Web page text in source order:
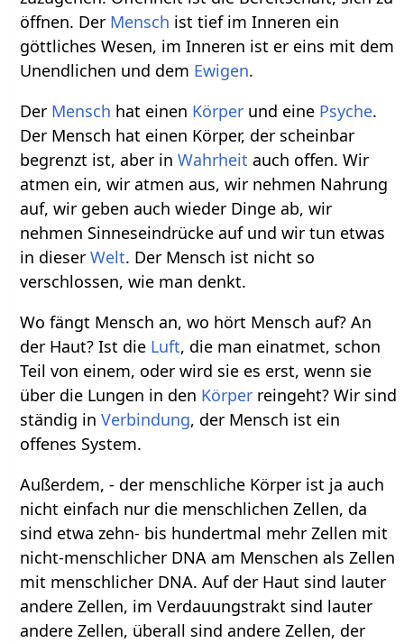
öffnen. Der Mensch ist tief im Inneren ein
göttliches Wesen, im Inneren ist er eins mit dem
Unendlichen und dem Ewigen.
Der Mensch hat einen Körper und eine Psyche.
Der Mensch hat einen Körper, der scheinbar
begrenzt ist, aber inWahrheit auch offen. Wir
atmen ein, wir atmen aus, wir nehmen Nahrung
auf, wir geben auch wieder Dinge ab, wir
nehmen Sinneseindrücke auf und wir tun etwas
in dieserWelt. Der Mensch ist nicht so
verschlossen, wie man denkt.
Wo fängt Mensch an, wo hört Mensch auf? An
der Haut? Ist die Luft, die man einatmet, schon
Teil von einem, oder wird sie es erst, wenn sie
über die Lungen in den Körper reingeht? Wir sind
ständig inVerbindung, der Mensch ist ein
offenes System.
Außerdem, - der menschliche Körper ist ja auch
nicht einfach nur die menschlichen Zellen, da
sind etwa zehn- bis hundertmal mehr Zellen mit
nicht-menschlicher DNA am Menschen als Zellen
mit menschlicher DNA. Auf der Haut sind lauter
andere Zellen, im Verdauungstrakt sind lauter
andere Zellen, überall sind andere Zellen, der